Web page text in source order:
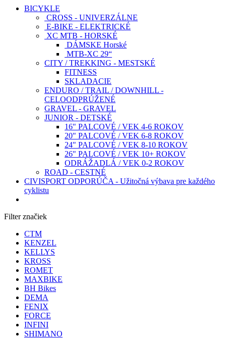
BICYKLE
CROSS - UNIVERZÁLNE
E-BIKE - ELEKTRICKÉ
XC MTB - HORSKÉ
DÁMSKE Horské
MTB-XC 29“
CITY / TREKKING - MESTSKÉ
FITNESS
SKLADACIE
ENDURO / TRAIL / DOWNHILL -
CELOODPRÚŽENÉ
GRAVEL - GRAVEL
JUNIOR - DETSKÉ
16" PALCOVÉ / VEK 4-6 ROKOV
20" PALCOVÉ / VEK 6-8 ROKOV
24" PALCOVÉ / VEK 8-10 ROKOV
26" PALCOVÉ / VEK 10+ ROKOV
ODRÁŽADLÁ / VEK 0-2 ROKOV
ROAD - CESTNÉ
CIVISPORT ODPORÚČA - Užitočná výbava pre každého
cyklistu
Filter značiek
CTM
KENZEL
KELLYS
KROSS
ROMET
MAXBIKE
BH Bikes
DEMA
FENIX
FORCE
INFINI
SHIMANO